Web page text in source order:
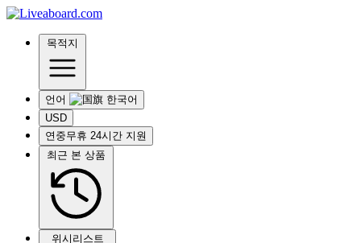
목적지
언어
USD
연중무휴 24시간 지원
최근 본 상품
위시리스트